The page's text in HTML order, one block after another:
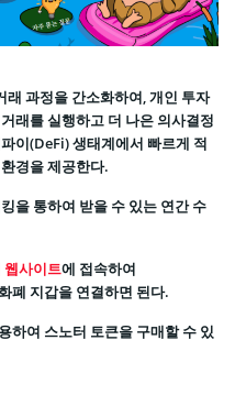
래 과정을 간소화하여, 개인 투자
래를 실행하고 더 나은 의사결정
이(DeFi) 생태계에서 빠르게 적
경을 제공한다.
을 통하여 받을 수 있는 연간 수
웹사이트에 접속하여
폐 지갑을 연결하면 된다.
하여 스노터 토큰을 구매할 수 있